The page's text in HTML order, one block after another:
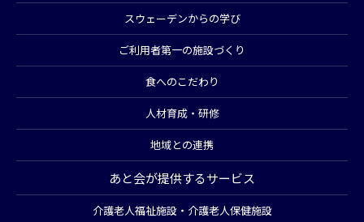
スウェーデンからの学び
ご利用者第一の施設づくり
食へのこだわり
人材育成・研修
地域との連携
あと会が提供するサービス
介護老人福祉施設・介護老人保健施設